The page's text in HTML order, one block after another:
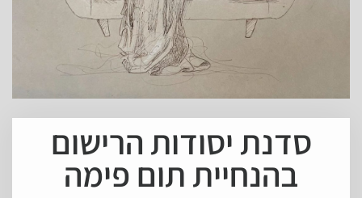
סדנת יסודות הרישום
בהנחיית תום פימה